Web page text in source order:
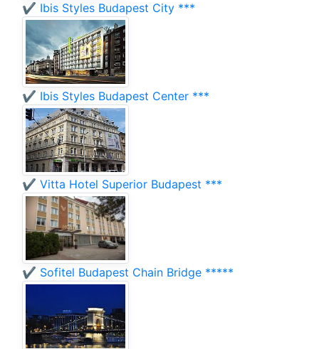
✔️ Ibis Styles Budapest City ***
✔️ Ibis Styles Budapest Center ***
✔️ Vitta Hotel Superior Budapest ***
✔️ Sofitel Budapest Chain Bridge *****